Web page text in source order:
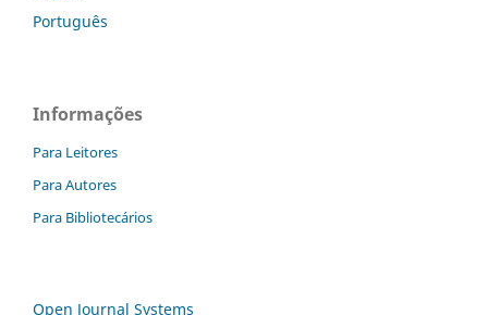
Português
Informações
Para Leitores
Para Autores
Para Bibliotecários
Open Journal Systems